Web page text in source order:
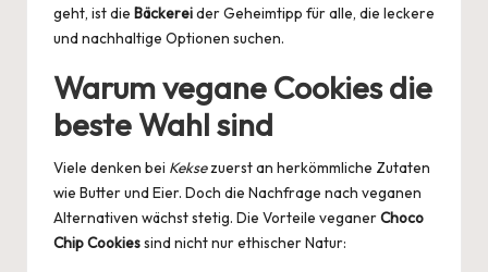
geht, ist die Bäckereider Geheimtipp für alle, die leckere
und nachhaltige Optionen suchen.
Warum vegane Cookies die
beste Wahl sind
Viele denken bei Keksezuerst an herkömmliche Zutaten
wie Butter und Eier. Doch die Nachfrage nach veganen
Alternativen wächst stetig. Die Vorteile veganerChoco
Chip Cookiessind nicht nur ethischer Natur: